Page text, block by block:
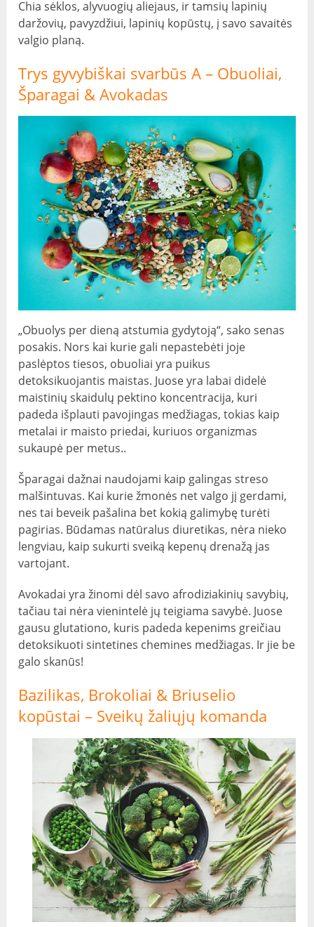
Chia sėklos, alyvuogių aliejaus, ir tamsių lapinių
daržovių, pavyzdžiui, lapinių kopūstų, į savo savaitės
valgio planą.
Trys gyvybiškai svarbūs A – Obuoliai,
Šparagai & Avokadas
„Obuolys per dieną atstumia gydytoją“, sako senas
posakis. Nors kai kurie gali nepastebėti joje
paslėptos tiesos, obuoliai yra puikus
detoksikuojantis maistas. Juose yra labai didelė
maistinių skaidulų pektino koncentracija, kuri
padeda išplauti pavojingas medžiagas, tokias kaip
metalai ir maisto priedai, kuriuos organizmas
sukaupė per metus..
Šparagai dažnai naudojami kaip galingas streso
malšintuvas. Kai kurie žmonės net valgo jį gerdami,
nes tai beveik pašalina bet kokią galimybę turėti
pagirias. Būdamas natūralus diuretikas, nėra nieko
lengviau, kaip sukurti sveiką kepenų drenažą jas
vartojant.
Avokadai yra žinomi dėl savo afrodiziakinių savybių,
tačiau tai nėra vienintelė jų teigiama savybė. Juose
gausu glutationo, kuris padeda kepenims greičiau
detoksikuoti sintetines chemines medžiagas. Ir jie be
galo skanūs!
Bazilikas, Brokoliai & Briuselio
kopūstai – Sveikų žaliųjų komanda